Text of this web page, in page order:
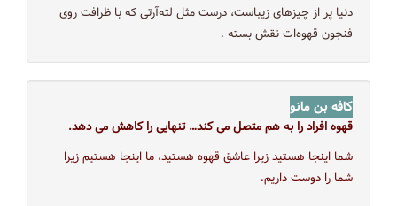
دنیا پر از چیزهای زیباست، درست مثل لته‌آرتی که با ظرافت روی
فنجون قهوه‌ات نقش بسته .
کافه بن مانو
قهوه افراد را به هم متصل می کند… تنهایی را کاهش می دهد.
شما اینجا هستید زیرا عاشق قهوه هستید، ما اینجا هستیم زیرا
شما را دوست داریم.